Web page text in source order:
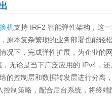
机支持 IRF2 智能弹性架构，这
原本复杂繁琐的业务部署也能轻
况下，完成弹性扩展，为企业的
无论是当下广泛应用的 IPv4，
的控制层和数据转发层进行分
控制策略，配合后台系统，将终